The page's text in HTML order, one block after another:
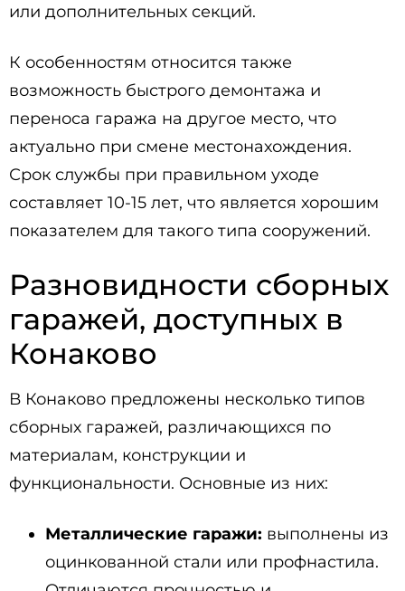
или дополнительных секций.
К особенностям относится также
возможность быстрого демонтажа и
переноса гаража на другое место, что
актуально при смене местонахождения.
Срок службы при правильном уходе
составляет 10-15 лет, что является хорошим
показателем для такого типа сооружений.
Разновидности сборных
гаражей, доступных в
Конаково
В Конаково предложены несколько типов
сборных гаражей, различающихся по
материалам, конструкции и
функциональности. Основные из них:
Металлические гаражи: выполнены из
оцинкованной стали или профнастила.